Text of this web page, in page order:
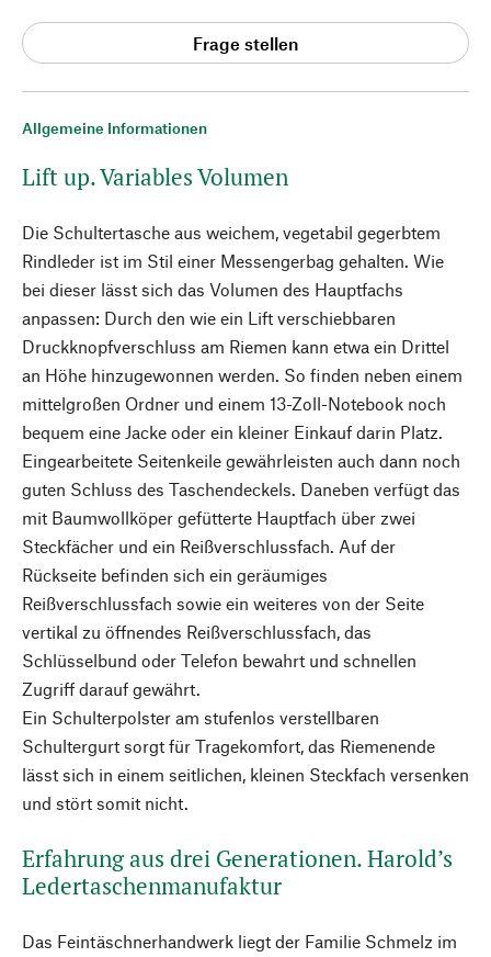
Allgemeine Informationen
Lift up. Variables Volumen
Die Schultertasche aus weichem, vegetabil gegerbtem
Rindleder ist im Stil einer Messengerbag gehalten. Wie
bei dieser lässt sich das Volumen des Hauptfachs
anpassen: Durch den wie ein Lift verschiebbaren
Druckknopfverschluss am Riemen kann etwa ein Drittel
an Höhe hinzugewonnen werden. So finden neben einem
mittelgroßen Ordner und einem 13-Zoll-Notebook noch
bequem eine Jacke oder ein kleiner Einkauf darin Platz.
Eingearbeitete Seitenkeile gewährleisten auch dann noch
guten Schluss des Taschendeckels. Daneben verfügt das
mit Baumwollköper gefütterte Hauptfach über zwei
Steckfächer und ein Reißverschlussfach. Auf der
Rückseite befinden sich ein geräumiges
Reißverschlussfach sowie ein weiteres von der Seite
vertikal zu öffnendes Reißverschlussfach, das
Schlüsselbund oder Telefon bewahrt und schnellen
Zugriff darauf gewährt.
Ein Schulterpolster am stufenlos verstellbaren
Schultergurt sorgt für Tragekomfort, das Riemenende
lässt sich in einem seitlichen, kleinen Steckfach versenken
und stört somit nicht.
Erfahrung aus drei Generationen. Harold’s
Ledertaschenmanufaktur
Das Feintäschnerhandwerk liegt der Familie Schmelz im
Frage stellen